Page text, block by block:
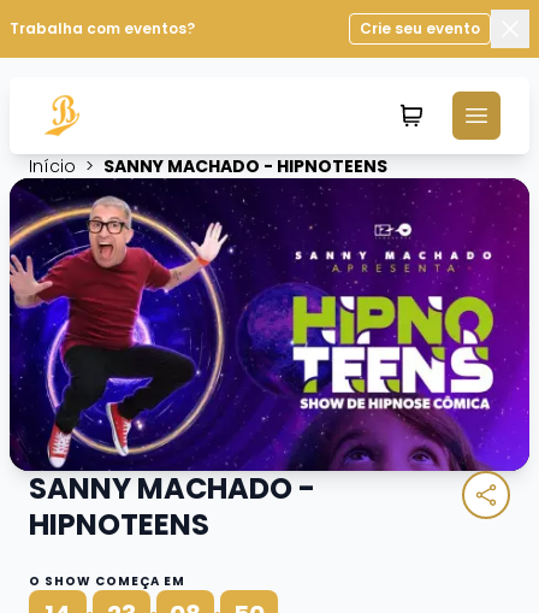
Trabalha com eventos?
Crie seu evento
Início > SANNY MACHADO - HIPNOTEENS
SANNY MACHADO -
HIPNOTEENS
O SHOW COMEÇA EM